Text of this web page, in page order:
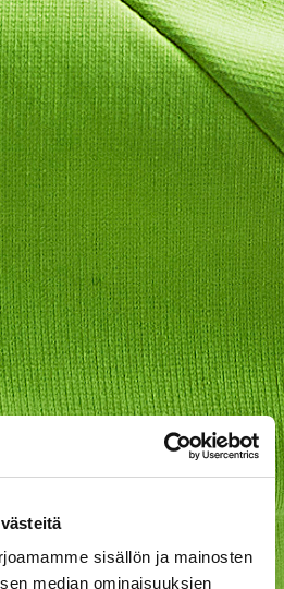
sisällön ja mainosten
median ominaisuuksien